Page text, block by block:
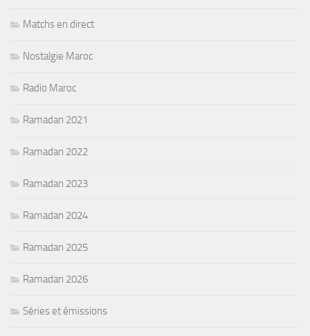
Matchs en direct
Nostalgie Maroc
Radio Maroc
Ramadan 2021
Ramadan 2022
Ramadan 2023
Ramadan 2024
Ramadan 2025
Ramadan 2026
Séries et émissions